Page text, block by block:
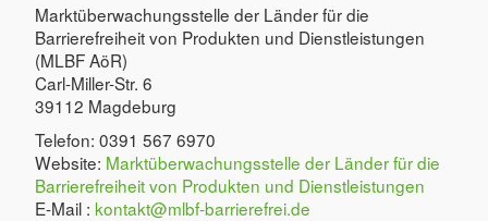
Marktüberwachungsstelle der Länder für die
Barrierefreiheit von Produkten und Dienstleistungen
(MLBF AöR)
Carl-Miller-Str. 6
39112 Magdeburg
Telefon: 0391 567 6970
Website: Marktüberwachungsstelle der Länder für die
Barrierefreiheit von Produkten und Dienstleistungen
E-Mail : kontakt@mlbf-barrierefrei.de